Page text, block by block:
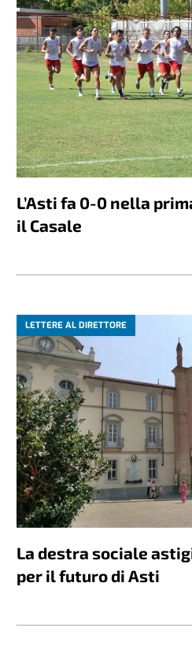
L’Asti fa 0-0 nella
il Casale
LETTERE AL DIRETTORE
La destra sociale
per il futuro di Asti